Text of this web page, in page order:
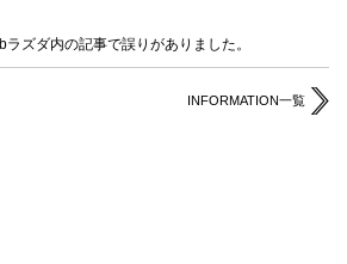
ラズダ内の記事で誤りがありました。
INFORMATION一覧